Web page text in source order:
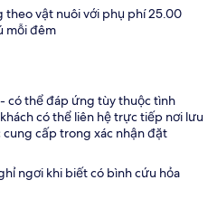
theo vật nuôi với phụ phí 25.00
mỗi đêm
có thể đáp ứng tùy thuộc tình
có thể liên hệ trực tiếp nơi lưu
cấp trong xác nhận đặt
ngơi khi biết có bình cứu hỏa